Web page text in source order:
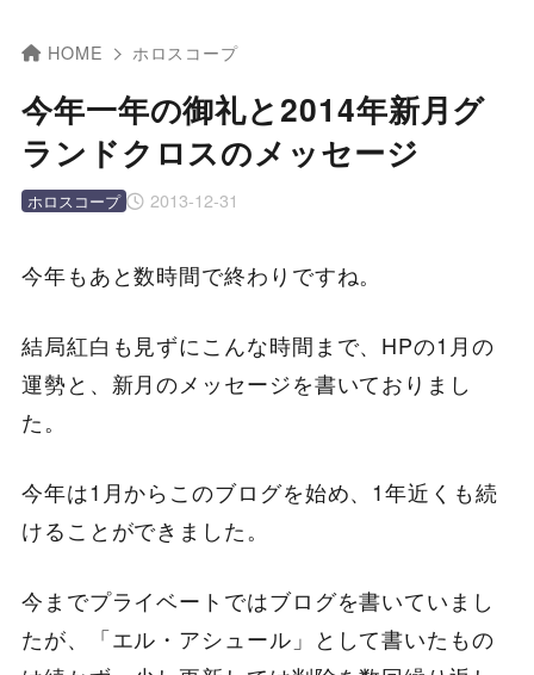
HOME ホロスコープ
今年一年の御礼と2014年新月グ
ランドクロスのメッセージ
2013-12-31
ホロスコープ
今年もあと数時間で終わりですね。
結局紅白も見ずにこんな時間まで、HPの1月の
運勢と、新月のメッセージを書いておりまし
た。
今年は1月からこのブログを始め、1年近くも続
けることができました。
今までプライベートではブログを書いていまし
たが、「エル・アシュール」として書いたもの